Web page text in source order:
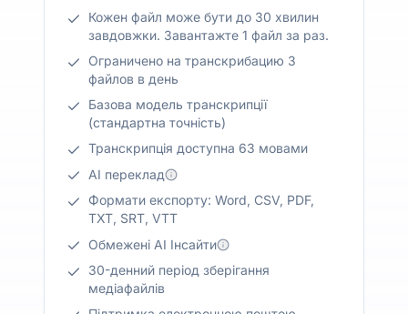
Кожен файл може бути до 30 хвилин
завдовжки. Завантажте 1 файл за раз.
Ограничено на транскрибацию 3
файлов в день
Базова модель транскрипції
(стандартна точність)
Транскрипція доступна 63 мовами
AI переклад
Формати експорту: Word, CSV, PDF,
TXT, SRT, VTT
Обмежені AI Інсайти
30-денний період зберігання
медіафайлів